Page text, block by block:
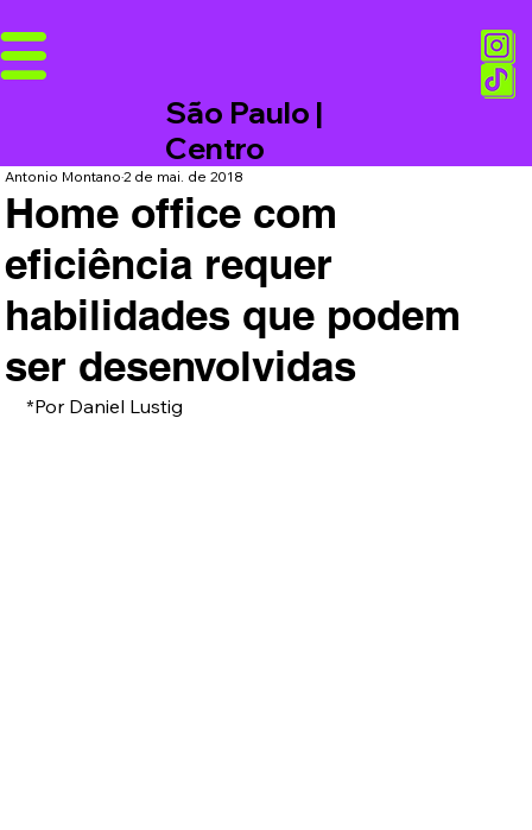
São Paulo |
Centro
Home office com
eficiência requer
habilidades que podem
ser desenvolvidas
Antonio Montano2 de mai. de 2018
*Por Daniel Lustig